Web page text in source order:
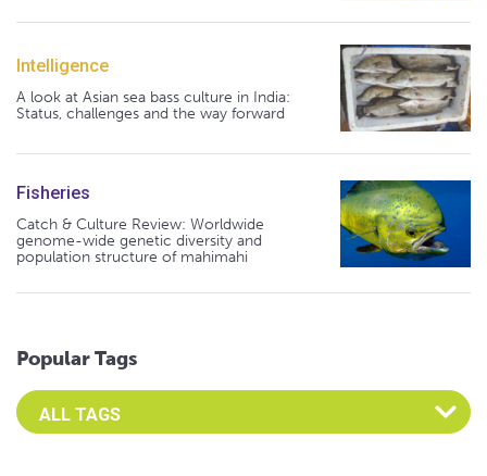
Intelligence
A look at Asian sea bass culture in India:
Status, challenges and the way forward
Fisheries
Catch & Culture Review: Worldwide
genome-wide genetic diversity and
population structure of mahimahi
Popular Tags
Select an Advocate Tag to view it's posts